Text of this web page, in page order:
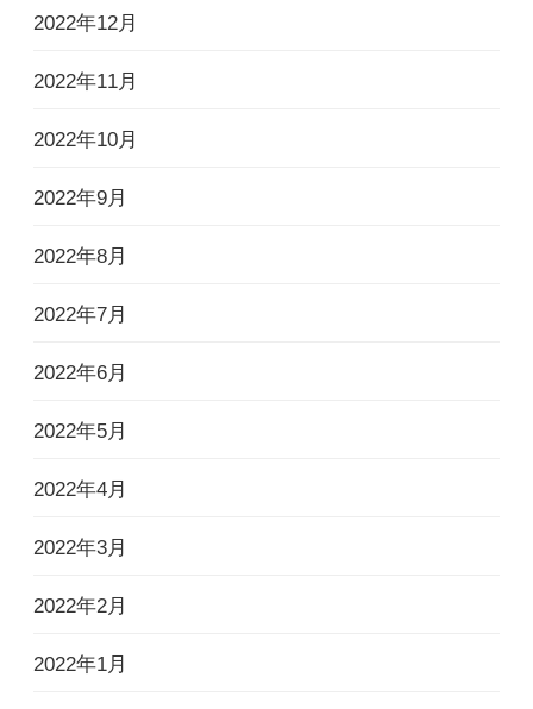
2022年12月
2022年11月
2022年10月
2022年9月
2022年8月
2022年7月
2022年6月
2022年5月
2022年4月
2022年3月
2022年2月
2022年1月